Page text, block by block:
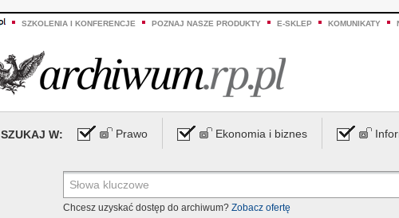
SZKOLENIA I KONFERENCJE POZNAJ NASZE PRODUKTY E-SKLEP KOMUNIKATY
SZUKAJ W: Prawo Ekonomia i biznes
Chcesz uzyskać dostęp do archiwum? Zobacz ofertę